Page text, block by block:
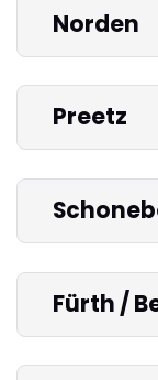
Norden
Preetz
Fürth /